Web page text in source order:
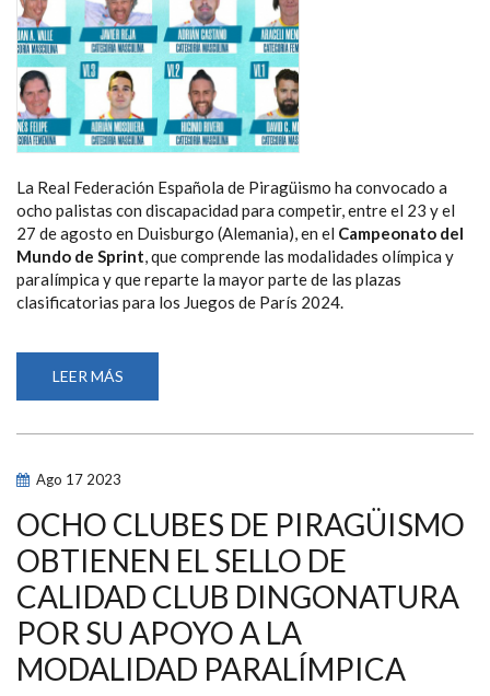
La Real Federación Española de Piragüismo ha convocado a
ocho palistas con discapacidad para competir, entre el 23 y el
27 de agosto en Duisburgo (Alemania), en el Campeonato del
Mundo de Sprint, que comprende las modalidades olímpica y
paralímpica y que reparte la mayor parte de las plazas
clasificatorias para los Juegos de París 2024.
LEER MÁS
ESPAÑOLES
EL
EN
EL
MUNDIAL
DE
PIRAGÜISMO
PARALÍMPICO
DE
DUISBURGO
Ago 17 2023
OCHO CLUBES DE PIRAGÜISMO
OBTIENEN EL SELLO DE
CALIDAD CLUB DINGONATURA
POR SU APOYO A LA
MODALIDAD PARALÍMPICA